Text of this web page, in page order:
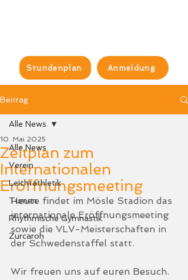
Stundenplan Anmeldung
Beitrag
Alle News
Verein
Leichtathletik
Turnen
Rhythmische Gymnastik
Zurcaroh
Alle News
Zeitplan zum
Internationalen
Eröffnungsmeeting
10. Mai 2025
Heute findet im Mösle Stadion das
internationale Eröffnungsmeeting
sowie die VLV-Meisterschaften in
der Schwedenstaffel statt.
Wir freuen uns auf euren Besuch.